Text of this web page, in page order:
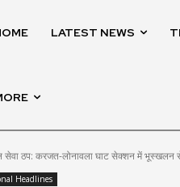
LATEST NEWS
सेवा ठप: करजत-लोनावला घाट सेक्शन में भूस्खलन
Headlines